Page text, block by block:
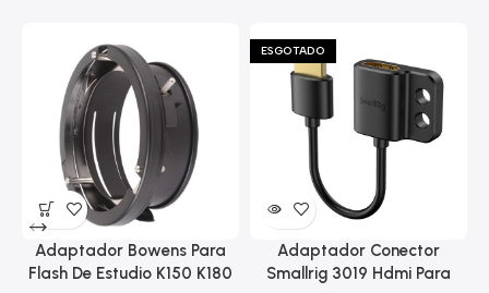
Adaptador Bowens Para
Flash De Estudio K150 K180
ESGOTADO
Adaptador Conector
Smallrig 3019 Hdmi Para